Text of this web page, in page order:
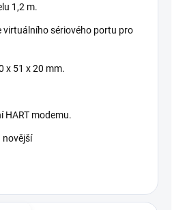
1,2 m.
sériového portu pro
x 51 x 20 mm.
HART modemu.
novější